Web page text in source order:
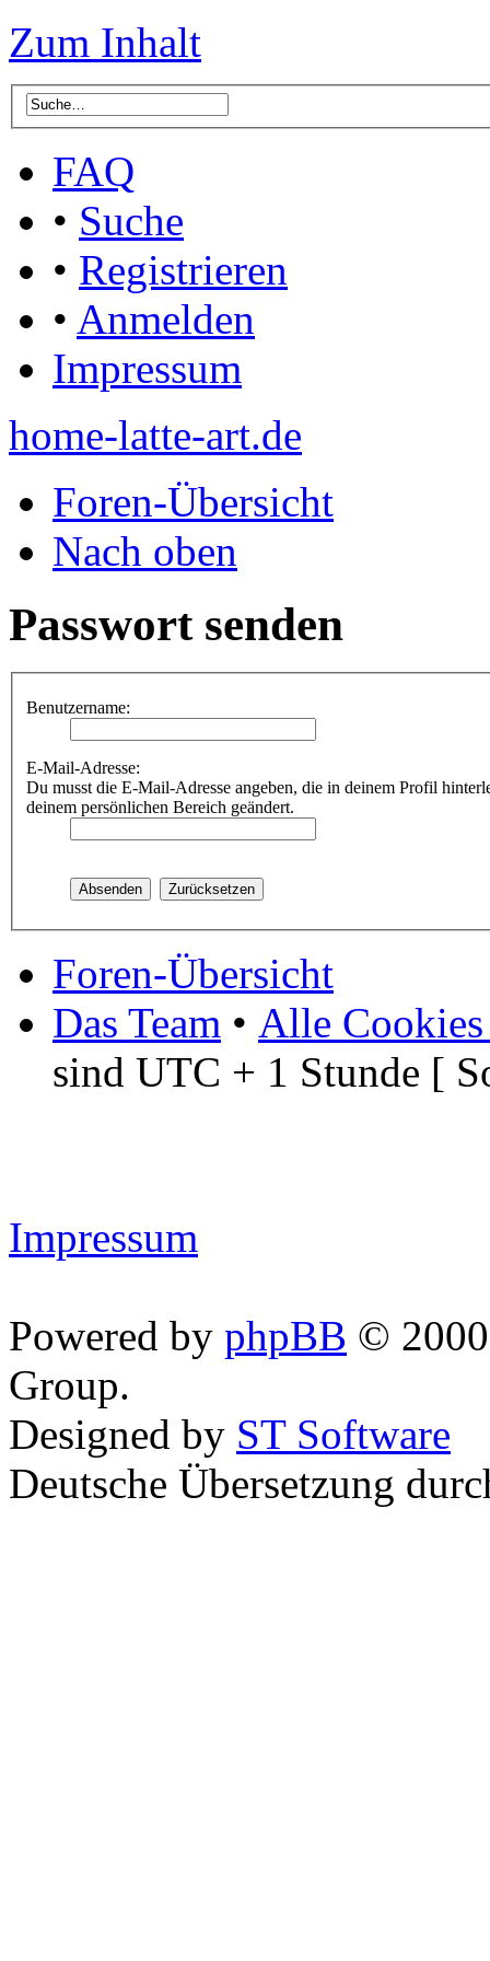
Zum Inhalt
FAQ
• Suche
• Registrieren
• Anmelden
Impressum
home-latte-art.de
Foren-Übersicht
Nach oben
Passwort senden
Benutzername:
E-Mail-Adresse:
Du musst die E-Mail-Adresse angeben, die in deinem Profil
deinem persönlichen Bereich geändert.
Foren-Übersicht
Das Team • Alle Cookies
sind UTC + 1 Stunde [
Impressum
Powered by phpBB ©
Group.
Designed by ST Software
Deutsche Übersetzung